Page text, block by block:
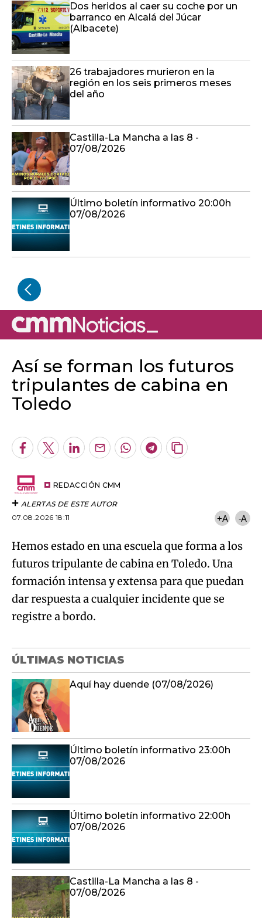
Dos heridos al caer su coche por un
barranco en Alcalá del Júcar
(Albacete)
26 trabajadores murieron en la
región en los seis primeros meses
del año
Castilla-La Mancha a las 8 -
07/08/2026
Último boletín informativo 20:00h
07/08/2026
Así se forman los futuros
tripulantes de cabina en
Toledo
Facebook
TwitterLinkedInEnviarWhatsapp
Telegram
Copiar
REDACCIÓN CMM
ALERTAS DE ESTE AUTOR
07.08.2026 18:11
+A -A
Hemos estado en una escuela que forma a los
futuros tripulante de cabina en Toledo. Una
formación intensa y extensa para que puedan
dar respuesta a cualquier incidente que se
registre a bordo.
ÚLTIMAS NOTICIAS
Aquí hay duende (07/08/2026)
Último boletín informativo 23:00h
07/08/2026
Último boletín informativo 22:00h
07/08/2026
Castilla-La Mancha a las 8 -
07/08/2026